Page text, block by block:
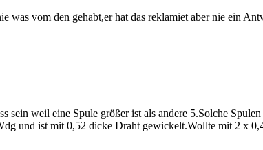
was vom den gehabt,er hat das reklamiet aber nie ein
weil eine Spule größer ist als andere 5.Solche Spulen
und ist mit 0,52 dicke Draht gewickelt.Wollte mit 2 x